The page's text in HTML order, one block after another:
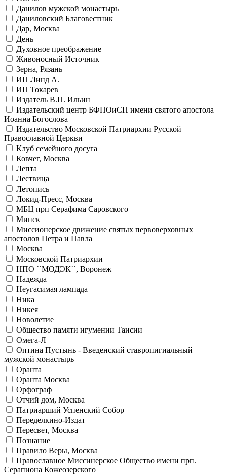
Данилов мужской монастырь
Даниловский Благовестник
Дар, Москва
День
Духовное преображение
Живоносный Источник
Зерна, Рязань
ИП Линд А.
ИП Токарев
Издатель В.П. Ильин
Издательский центр БФПОиСП имени святого апостола
Иоанна Богослова
Издательство Московской Патриархии Русской
Православной Церкви
Клуб семейного досуга
Ковчег, Москва
Лепта
Лествица
Летопись
Локид-Пресс, Москва
МБЦ прп Серафима Саровского
Минск
Миссионерское движение святых первоверховных
апостолов Петра и Павла
Москва
Московской Патриархии
НПО ``МОДЭК``, Воронеж
Надежда
Неугасимая лампада
Ника
Никея
Новолетие
Общество памяти игумении Таисии
Омега-Л
Оптина Пустынь - Введенский ставропигиальный
мужской монастырь
Оранта
Оранта Москва
Орфограф
Отчий дом, Москва
Патриарший Успенский Собор
Переделкино-Издат
Пересвет, Москва
Познание
Правило Веры, Москва
Православное Миссинерское Общество имени прп.
Серапиона Кожеозерского